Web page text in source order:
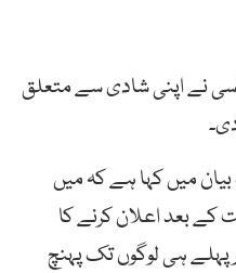
نے اپنی شادی سے متعلق
میں کہا ہے کہ میں
سے متعلق 25 اگست کے بعد اعلان کرنے کا
پہلے ہی لوگوں تک پہنچ